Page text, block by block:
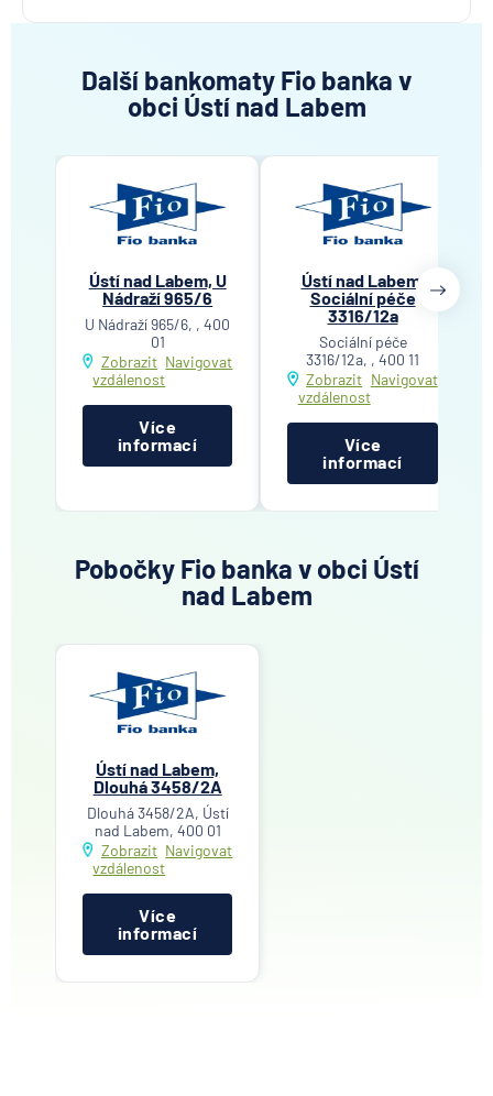
Další bankomaty Fio banka v
obci Ústí nad Labem
Ústí nad Labem, U
Nádraží 965/6
U Nádraží 965/6, , 400
01
Zobrazit
vzdálenost
Navigovat
Více
informací
Ústí nad Labem,
Sociální péče
3316/12a
Sociální péče
3316/12a, , 400 11
Zobrazit
vzdálenost
Navigovat
Více
informací
Pobočky Fio banka v obci Ústí
nad Labem
Ústí nad Labem,
Dlouhá 3458/2A
Dlouhá 3458/2A, Ústí
nad Labem, 400 01
Zobrazit
vzdálenost
Navigovat
Více
informací